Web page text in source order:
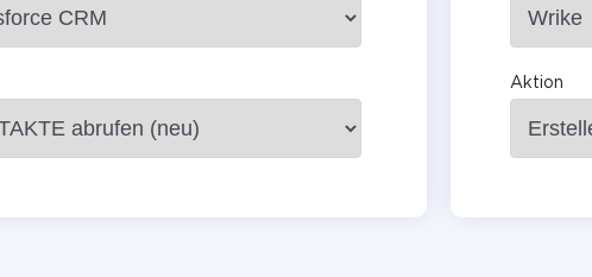
Aktion